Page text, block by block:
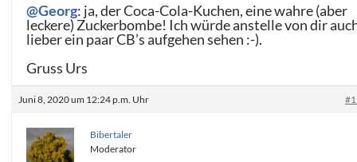
@Georg: ja, der Coca-Cola-Kuchen, eine wahre (aber
leckere) Zuckerbombe! Ich würde anstelle von dir
lieber ein paar CB’s aufgehen sehen :-).
Gruss Urs
Juni 8, 2020 um 12:24 p.m. Uhr
Bibertaler
Moderator